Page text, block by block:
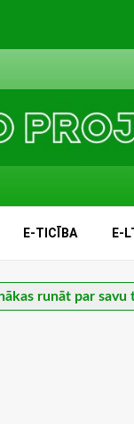
E-TICĪBA E-
runāt par savu